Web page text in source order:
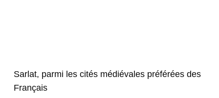
Sarlat, parmi les cités médiévales préférées des
Français